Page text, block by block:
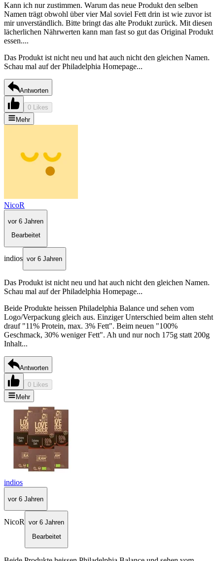
Kann ich nur zustimmen. Warum das neue Produkt den selben
Namen trägt obwohl über vier Mal soviel Fett drin ist wie zuvor ist
mir unverständlich. Bitte bringt das alte Produkt zurück. Mit diesen
lächerlichen Nährwerten kann man fast so gut das Original Produkt
essen....
Das Produkt ist nicht neu und hat auch nicht den gleichen Namen.
Schau mal auf der Philadelphia Homepage...
Antworten
0 Likes
Mehr
NicoR
vor 6 Jahren
Bearbeitet
indios vor 6 Jahren
Das Produkt ist nicht neu und hat auch nicht den gleichen Namen.
Schau mal auf der Philadelphia Homepage...
Beide Produkte heissen Philadelphia Balance und sehen vom
Logo/Verpackung gleich aus. Einziger Unterschied beim alten steht
drauf "11% Protein, max. 3% Fett". Beim neuen "100%
Geschmack, 30% weniger Fett". Ah und nur noch 175g statt 200g
Inhalt...
Antworten
0 Likes
Mehr
indios
vor 6 Jahren
NicoR
vor 6 Jahren
Bearbeitet